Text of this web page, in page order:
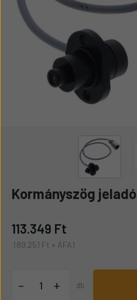
Kormányszög jeladó
113.349 Ft
(89.251 Ft + ÁFA)
- + db